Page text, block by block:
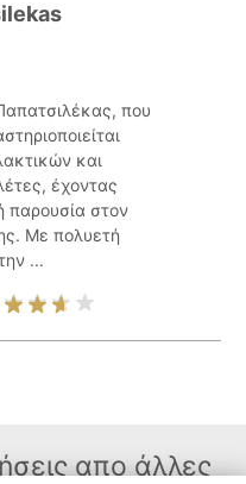
που
και
έχοντας
παρουσία στον
Με πολυετή
...
απο άλλες